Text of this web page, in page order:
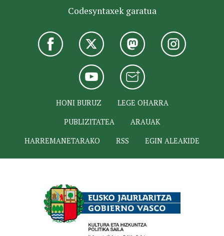
Codesyntaxek garatua
HONI BURUZ
LEGE OHARRA
PUBLIZITATEA
ARAUAK
HARREMANETARAKO
RSS EGIN ALEAKIDE